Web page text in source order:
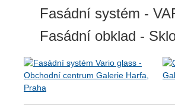
Fasádní systém -
Fasádní obklad -